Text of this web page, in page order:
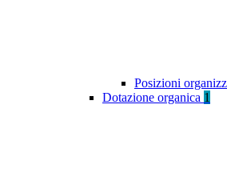
Posizioni
Dotazione organica 1